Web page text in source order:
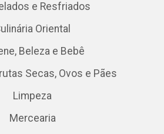
e Resfriados
Oriental
Beleza e Bebê
Secas, Ovos e Pães
Limpeza
Mercearia